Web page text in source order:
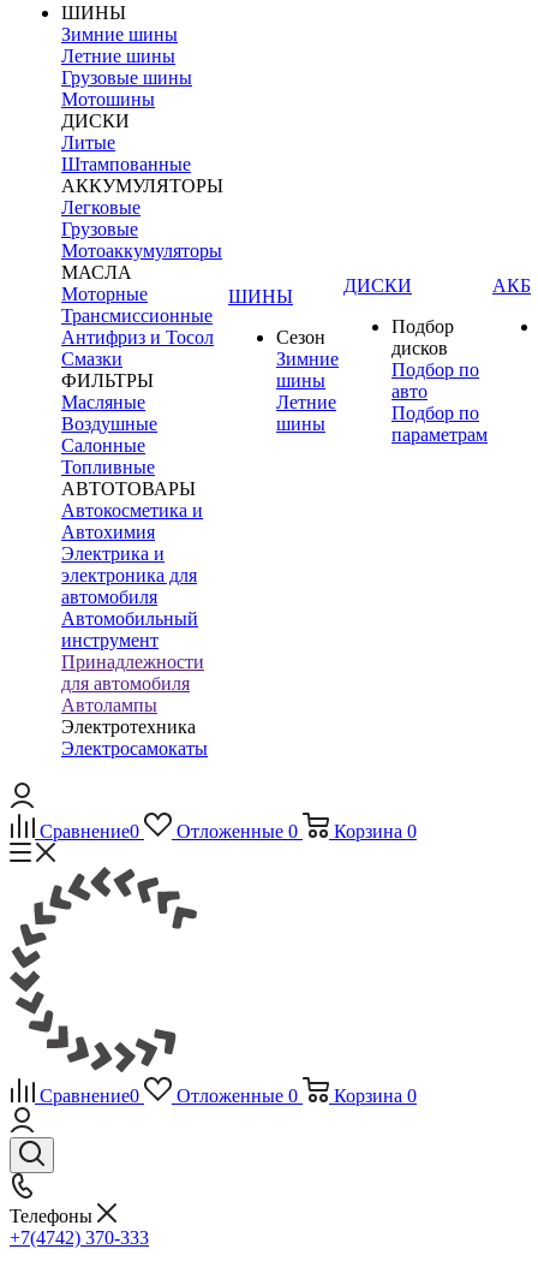
ШИНЫ
Зимние шины
Летние шины
Грузовые шины
Мотошины
ДИСКИ
Литые
Штампованные
АККУМУЛЯТОРЫ
Легковые
Грузовые
Мотоаккумуляторы
МАСЛА
Моторные
Трансмиссионные
Антифриз и Тосол
Смазки
ФИЛЬТРЫ
Масляные
Воздушные
Салонные
Топливные
АВТОТОВАРЫ
Автокосметика и
Автохимия
Электрика и
электроника для
автомобиля
Автомобильный
инструмент
Принадлежности
для автомобиля
Автолампы
Электротехника
Электросамокаты
ШИНЫ
Сезон
Зимние
шины
Летние
шины
ДИСКИ
Подбор
дисков
Подбор по
авто
Подбор по
параметрам
АКБ
Сравнение0 Отложенные 0 Корзина 0
Сравнение0 Отложенные 0 Корзина 0
Телефоны
+7(4742) 370-333